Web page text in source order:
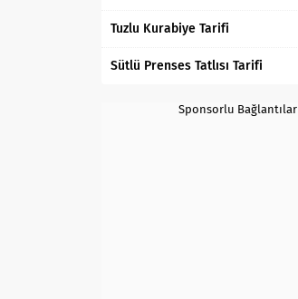
Tuzlu Kurabiye Tarifi
Sütlü Prenses Tatlısı Tarifi
Sponsorlu Bağlantılar